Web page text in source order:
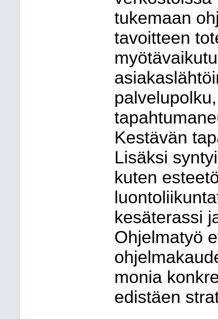
tukemaan
tavoitteen
Kestävän
Lisäksi
kuten
kesäterassi
Ohjelmatyö
monia
edistäen